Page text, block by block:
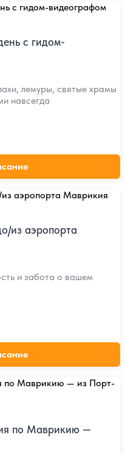
с гидом-
лемуры, святые храмы
навсегда
из аэропорта
и забота о вашем
по Маврикию —